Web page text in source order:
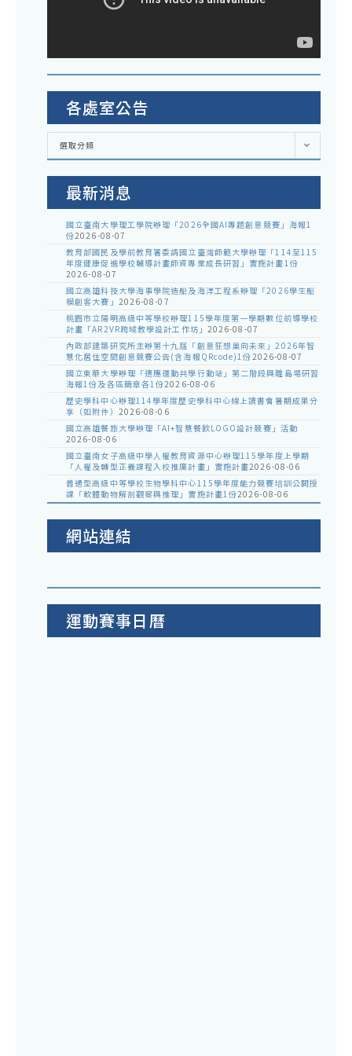
各處室公告
各
室
選取分類
最新消息
國立臺南大學理工學院辦理「2026全國AI專題創意競賽」海報1
份2026-08-07
教育部國民及學前教育署委請國立臺灣師範大學辦理「114至115
年度健康促進學校輔導計畫師資專業成長研習」實施計畫1份
2026-08-07
國立高雄科技大學海事學院造船及海洋工程系辦理「2026學生船
模創客大賽」 2026-08-07
桃園市立陽明高級中等學校辦理115學年度第一學期數位前導學校
計畫「AR2VR跨域教學設計工作坊」 2026-08-07
內政部建築研究所主辦第十九屆「創意狂想巢向未來」2026年智
慧化居住空間創意競賽公告(含海報QRcode)1份2026-08-07
國立東華大學辦理「適應運動共學行動站」第二階段與離島場研習
海報1份及各區簡章各1份2026-08-06
歷史學科中心辦理114學年度歷史學科中心線上讀書會暑期成果分
享（如附件） 2026-08-06
國立高雄餐旅大學辦理「AI+智慧餐飲LOGO設計競賽」活動
2026-08-06
國立臺南女子高級中學人權教育資源中心辦理115學年度上學期
「人權及轉型正義課程入校推廣計畫」實施計畫2026-08-06
普通型高級中等學校生物學科中心115學年度能力競賽培訓公開授
課「軟體動物解剖觀察與推理」實施計畫1份2026-08-06
網站連結
運動賽事日曆